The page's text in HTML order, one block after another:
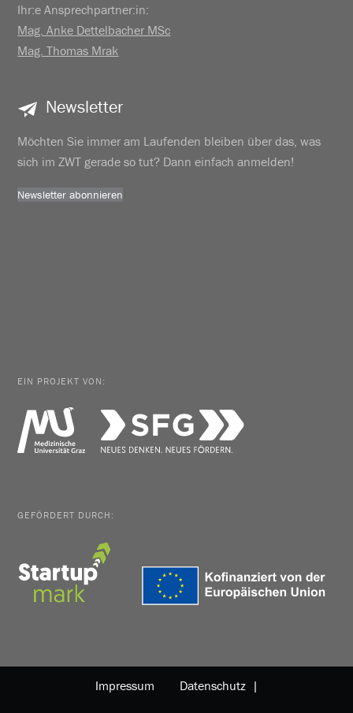
Ihr:e Ansprechpartner:in:
Mag. Anke Dettelbacher MSc
Mag. Thomas Mrak
Newsletter
Möchten Sie immer am Laufenden bleiben über das, was
sich im ZWT gerade so tut? Dann einfach anmelden!
Newsletter abonnieren
EIN PROJEKT VON:
GEFÖRDERT DURCH:
Impressum Datenschutz |